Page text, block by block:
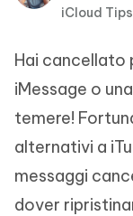
Editor
iAnyGo
iCloud Tips
Hai cancellato
iMessage o
temere!
alternativi a
messaggi
dover